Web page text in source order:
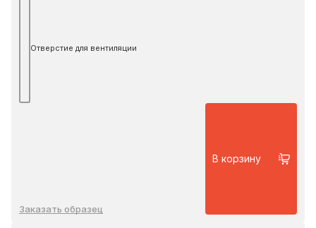
Отверстие для вентиляции
Заказать образец
В корзину